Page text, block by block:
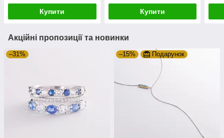
Купити Купити
Акційні пропозиції та новинки
–31% –15% Подарунок